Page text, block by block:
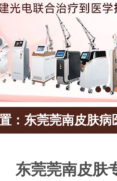
： 东莞莞南皮肤病
东莞莞南皮肤